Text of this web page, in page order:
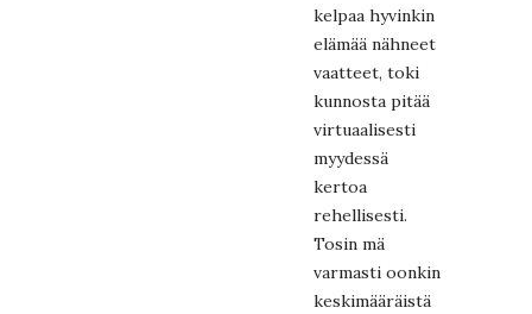
kelpaa hyvinkin
elämää nähneet
vaatteet, toki
kunnosta pitää
virtuaalisesti
myydessä
kertoa
rehellisesti.
Tosin mä
varmasti oonkin
keskimääräistä